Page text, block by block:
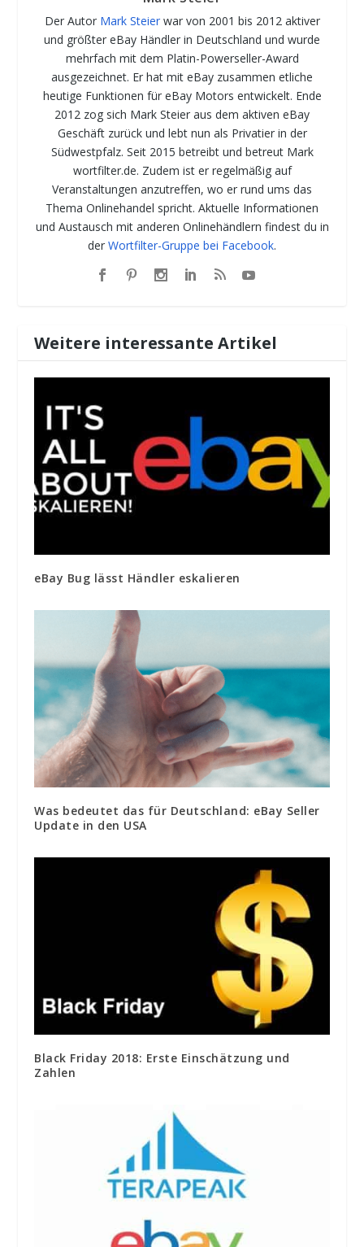
Der Autor Mark Steierwar von 2001 bis 2012 aktiver
und größter eBay Händler in Deutschland und wurde
mehrfach mit dem Platin-Powerseller-Award
ausgezeichnet. Er hat mit eBay zusammen etliche
heutige Funktionen für eBay Motors entwickelt. Ende
2012 zog sich Mark Steier aus dem aktiven eBay
Geschäft zurück und lebt nun als Privatier in der
Südwestpfalz. Seit 2015 betreibt und betreut Mark
wortfilter.de. Zudem ist er regelmäßig auf
Veranstaltungen anzutreffen, wo er rund ums das
Thema Onlinehandel spricht. Aktuelle Informationen
und Austausch mit anderen Onlinehändlern findest du in
der Wortfilter-Gruppe bei Facebook.
Weitere interessante Artikel
eBay Bug lässt Händler eskalieren
Was bedeutet das für Deutschland: eBay Seller
Update in den USA
Black Friday 2018: Erste Einschätzung und
Zahlen